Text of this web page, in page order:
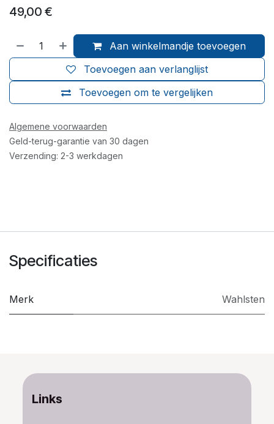
49,00 €
Aan winkelmandje toevoegen
Toevoegen om te vergelijken
Toevoegen aan verlanglijst
Algemene voorwaarden
Geld-terug-garantie van 30 dagen
Verzending: 2-3 werkdagen
Specificaties
Merk Wahlsten
Links